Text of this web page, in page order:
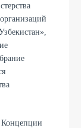
Концепции